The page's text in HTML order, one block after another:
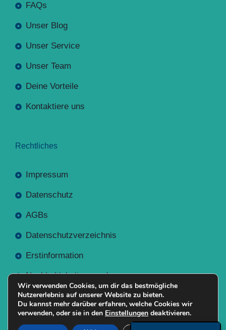
FAQs
Unser Blog
Unser Service
Unser Team
Deine Vorteile
Kontaktiere uns
Rechtliches
Impressum
Datenschutz
AGBs
Datenschutzverzeichnis
Erstinformation
Nachhaltigkeitsverordnung
Wir verwenden Cookies, um dir das bestmögliche
Nutzererlebnis auf unserer Website zu bieten.
Du kannst mehr darüber erfahren, welche Cookies wir
verwenden, oder sie in den Einstellungen deaktivieren.